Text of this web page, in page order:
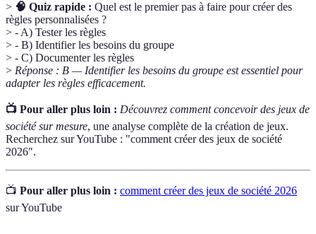
> 🧠 Quiz rapide : Quel est le premier pas à faire pour créer des
règles personnalisées ?
> - A) Tester les règles
> - B) Identifier les besoins du groupe
> - C) Documenter les règles
> Réponse : B — Identifier les besoins du groupe est essentiel pour
adapter les règles efficacement.
📺 Pour aller plus loin : Découvrez comment concevoir des jeux de
société sur mesure, une analyse complète de la création de jeux.
Recherchez sur YouTube : "comment créer des jeux de société
2026".
📺 Pour aller plus loin : comment créer des jeux de société 2026
sur YouTube